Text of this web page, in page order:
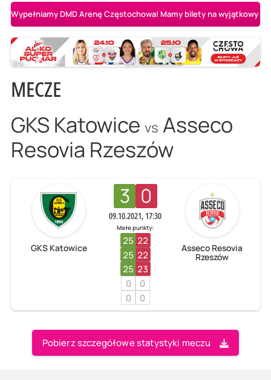
Wypełniamy DMD Arenę Częstochowa! Mamy bilety na wyjątkowy
MECZE
GKS Katowice vs Asseco
Resovia Rzeszów
GKS Katowice
3 0
09.10.2021, 17:30
Małe punkty:
25 22
25 22
25 23
0
0
0
0
Asseco Resovia
Rzeszów
Pobierz szczegółowe statystyki meczu